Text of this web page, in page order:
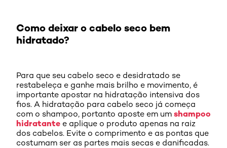
Como deixar o cabelo seco bem
hidratado?
Para que seu cabelo seco e desidratado se
restabeleça e ganhe mais brilho e movimento, é
importante apostar na hidratação intensiva dos
fios. A hidratação para cabelo seco já começa
com o shampoo, portanto aposte em um shampoo
hidratante e aplique o produto apenas na raiz
dos cabelos. Evite o comprimento e as pontas que
costumam ser as partes mais secas e danificadas.